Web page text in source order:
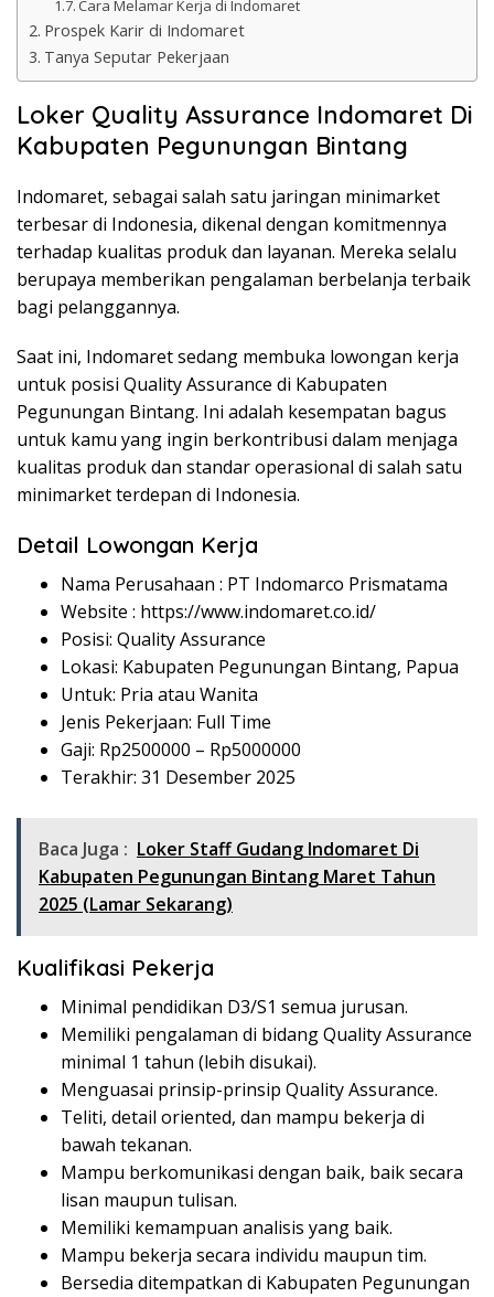
Cara Melamar Kerja di Indomaret
Prospek Karir di Indomaret
Tanya Seputar Pekerjaan
Loker Quality Assurance Indomaret Di
Kabupaten Pegunungan Bintang
Indomaret, sebagai salah satu jaringan minimarket
terbesar di Indonesia, dikenal dengan komitmennya
terhadap kualitas produk dan layanan. Mereka selalu
berupaya memberikan pengalaman berbelanja terbaik
bagi pelanggannya.
Saat ini, Indomaret sedang membuka lowongan kerja
untuk posisi Quality Assurance di Kabupaten
Pegunungan Bintang. Ini adalah kesempatan bagus
untuk kamu yang ingin berkontribusi dalam menjaga
kualitas produk dan standar operasional di salah satu
minimarket terdepan di Indonesia.
Detail Lowongan Kerja
Nama Perusahaan : PT Indomarco Prismatama
Website : https://www.indomaret.co.id/
Posisi: Quality Assurance
Lokasi: Kabupaten Pegunungan Bintang, Papua
Untuk: Pria atau Wanita
Jenis Pekerjaan: Full Time
Gaji: Rp2500000 – Rp5000000
Terakhir: 31 Desember 2025
Baca Juga : Loker Staff Gudang Indomaret Di
Kabupaten Pegunungan Bintang Maret Tahun
2025 (Lamar Sekarang)
Kualifikasi Pekerja
Minimal pendidikan D3/S1 semua jurusan.
Memiliki pengalaman di bidang Quality Assurance
minimal 1 tahun (lebih disukai).
Menguasai prinsip-prinsip Quality Assurance.
Teliti, detail oriented, dan mampu bekerja di
bawah tekanan.
Mampu berkomunikasi dengan baik, baik secara
lisan maupun tulisan.
Memiliki kemampuan analisis yang baik.
Mampu bekerja secara individu maupun tim.
Bersedia ditempatkan di Kabupaten Pegunungan